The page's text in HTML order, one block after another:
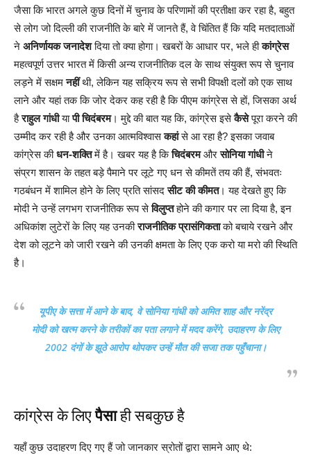
जैसा कि भारत अगले कुछ दिनों में चुनाव के परिणामों की प्रतीक्षा कर रहा है, बहुत
से लोग जो दिल्ली की राजनीति के बारे में जानते हैं, वे चिंतित हैं कि यदि मतदाताओं
ने अनिर्णायक जनादेशदिया तो क्या होगा। खबरों के आधार पर, भले हीकांग्रेस
महत्वपूर्ण उत्तर भारत में किसी अन्य राजनीतिक दल के साथ संयुक्त रूप से चुनाव
लड़ने में सक्षमनहींथी, लेकिन यह सक्रिय रूप से सभी विपक्षी दलों को एक साथ
लाने और यहां तक कि जोर देकर कह रही है कि पीएम कांग्रेस से हों, जिसका अर्थ
हैराहुल गांधीयापी चिदंबरम। मुद्दे की बात यह कि, कांग्रेस इसेकैसेपूरा करने की
उम्मीद कर रही है और उनका आत्मविश्वासकहांसे आ रहा है? इसका जवाब
कांग्रेस कीधन-शक्तिमें है। खबर यह है किचिदंबरमऔरसोनिया गांधीने
संप्रग शासन के तहत बड़े पैमाने पर लूटे गए धन से कीमतें तय की हैं, संभवतः
गठबंधन में शामिल होने के लिए प्रति सांसदसीट की कीमत। यह देखते हुए कि
मोदी ने उन्हें लगभग राजनीतिक रूप सेविलुप्तहोने की कगार पर ला दिया है, इन
अधिकांश लुटेरों के लिए यह उनकीराजनीतिक प्रासंगिकताको बचाये रखने और
देश को लूटने को जारी रखने की उनकी क्षमता के लिए एक करो या मरो की स्थिति
है।
यूपीए के सत्ता में आने के बाद, वे सोनिया गांधी को अमित शाह और नरेंद्र
मोदी को खत्म करने के तरीकों का पता लगाने में मदद करेंगे, उदाहरण के लिए
2002 दंगों केझूठे आरोपथोपकर उन्हें मौत की सजा तक पहुँचाना।
कांग्रेस के लिएपैसाही सबकुछ है
यहाँ कुछ उदाहरण दिए गए हैं जो जानकार स्रोतों द्वारा सामने आए थे: